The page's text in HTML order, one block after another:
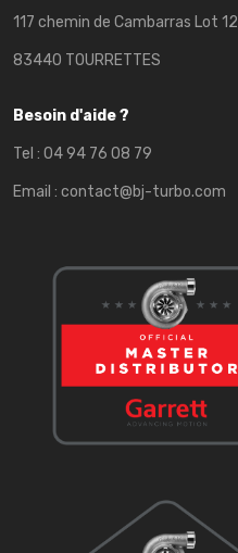
117 chemin de Cambarras Lot 12
83440 TOURRETTES
Besoin d'aide ?
Tel : 04 94 76 08 79
Email : contact@bj-turbo.com